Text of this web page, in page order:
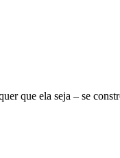
que ela seja – se